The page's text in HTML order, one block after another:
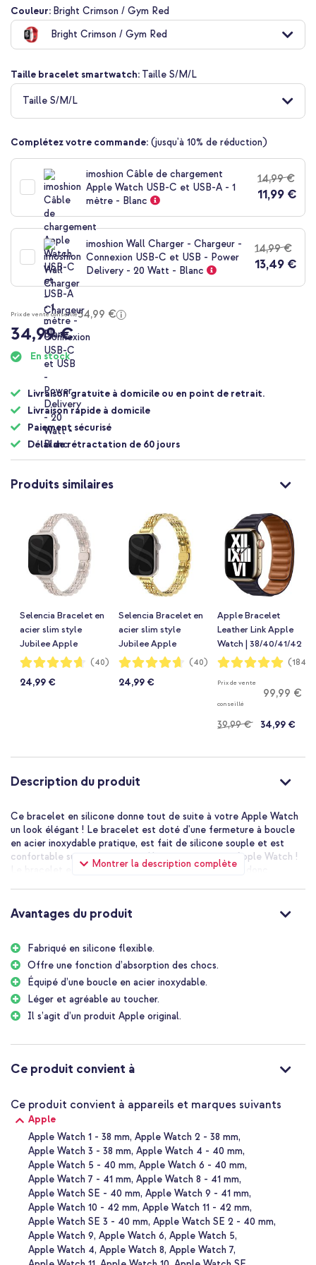
Passer
au
début
de
Galerie
d’images
Couleur: Bright Crimson / Gym Red
Bright Crimson / Gym Red
Taille bracelet smartwatch: Taille S/M/L
Taille S/M/L
Complétez votre commande: (jusqu'à 10% de réduction)
imoshion Câble de chargement
Apple Watch USB-C et USB-A - 1
mètre - Blanc
14,99 €
11,99 €
imoshion Wall Charger - Chargeur -
Connexion USB-C et USB - Power
Delivery - 20 Watt - Blanc
14,99 €
13,49 €
Prix de vente conseillé54,99 €
34,99 €
En stock
Livraison gratuite à domicile ou en point de retrait.
Livraison rapide à domicile
Paiement sécurisé
Délai de rétractation de 60 jours
Produits similaires
Selencia Bracelet en
acier slim style
Jubilee Apple
Watch | 38/40/41/42
Notation:
93%
(40)
24,99 €
Selencia Bracelet en
acier slim style
Jubilee Apple
Watch | 38/40/41/42
Notation:
93%
(40)
24,99 €
Apple Bracelet
Leather Link Apple
Watch | 38/40/41/42
mm - Taille S/M -
Notation:
99%
(184)
Prix de vente
conseillé
99,99 €
39,99 € 34,99 €
Description du produit
Montrer la description complète
Ce bracelet en silicone donne tout de suite à votre Apple Watch
un look élégant ! Le bracelet est doté d'une fermeture à boucle
en acier inoxydable pratique, est fait de silicone souple et est
confortable sur votre poignet. Un must pour votre Apple Watch !
Le bracelet est un produit Apple original et s'adapte donc
Avantages du produit
Fabriqué en silicone flexible.
Offre une fonction d’absorption des chocs.
Équipé d’une boucle en acier inoxydable.
Léger et agréable au toucher.
Il s’agit d’un produit Apple original.
Ce produit convient à
Ce produit convient à appareils et marques suivants
Apple
Apple Watch 1 - 38 mm Apple Watch 2 - 38 mm
Apple Watch 3 - 38 mm Apple Watch 4 - 40 mm
Apple Watch 5 - 40 mm Apple Watch 6 - 40 mm
Apple Watch 7 - 41 mm Apple Watch 8 - 41 mm
Apple Watch SE - 40 mm Apple Watch 9 - 41 mm
Apple Watch 10 - 42 mm Apple Watch 11 - 42 mm
Apple Watch SE 3 - 40 mm Apple Watch SE 2 - 40 mm
Apple Watch 9 Apple Watch 6 Apple Watch 5
Apple Watch 4 Apple Watch 8 Apple Watch 7